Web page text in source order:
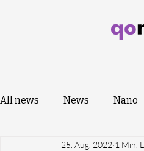
All news News Nano
25. Aug. 2022 1 Min.